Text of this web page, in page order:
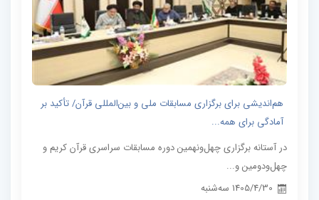
هم‌اندیشی برای برگزاری مسابقات ملی و بین‌المللی قرآن/ تأکید بر
آمادگی برای همه...
در آستانه برگزاری چهل‌ونهمین دوره مسابقات سراسری قرآن کریم و
چهل‌ودومین و...
1405/4/30 سه‌شنبه